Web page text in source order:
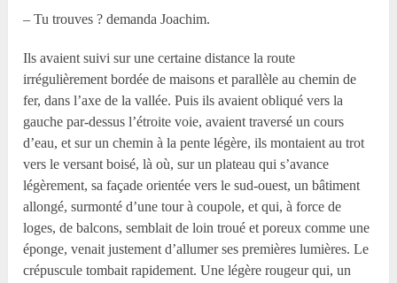
– Tu trouves ? demanda Joachim.
Ils avaient suivi sur une certaine distance la route
irrégulièrement bordée de maisons et parallèle au chemin de
fer, dans l’axe de la vallée. Puis ils avaient obliqué vers la
gauche par-dessus l’étroite voie, avaient traversé un cours
d’eau, et sur un chemin à la pente légère, ils montaient au trot
vers le versant boisé, là où, sur un plateau qui s’avance
légèrement, sa façade orientée vers le sud-ouest, un bâtiment
allongé, surmonté d’une tour à coupole, et qui, à force de
loges, de balcons, semblait de loin troué et poreux comme une
éponge, venait justement d’allumer ses premières lumières. Le
crépuscule tombait rapidement. Une légère rougeur qui, un